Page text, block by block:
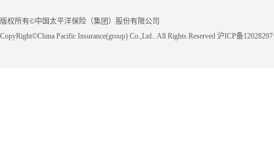
版权所有©中国太平洋保险（集团）股份有限公司
CopyRight©China Pacific Insurance(group) Co.,Ltd.. All Rights Reserved 沪ICP备